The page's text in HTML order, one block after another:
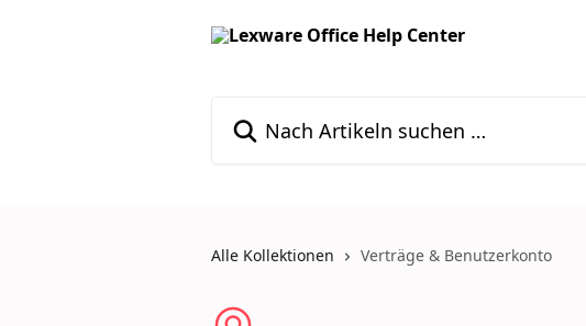
Alle Kollektionen Verträge & Benutzerkonto